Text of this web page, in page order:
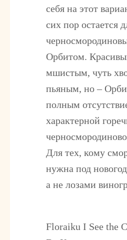
себя на этот
сих пор остается
Орбитом.
мшистым, чуть
пьяным, но –
полным
характерной
Для тех, кому
нужна под
а не лозами
Floraiku I See the